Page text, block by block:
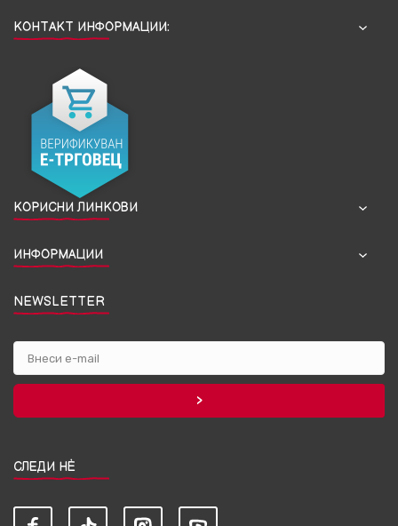
КОНТАКТ ИНФОРМАЦИИ:
КОРИСНИ ЛИНКОВИ
ИНФОРМАЦИИ
NEWSLETTER
СЛЕДИ НЀ